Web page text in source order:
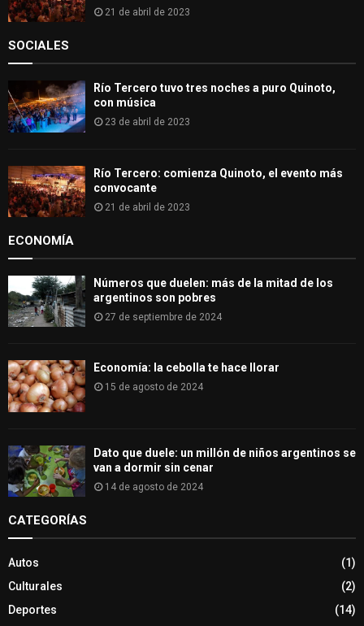
21 de abril de 2023
SOCIALES
Río Tercero tuvo tres noches a puro Quinoto,
con música
23 de abril de 2023
Río Tercero: comienza Quinoto, el evento más
convocante
21 de abril de 2023
ECONOMÍA
Números que duelen: más de la mitad de los
argentinos son pobres
27 de septiembre de 2024
Economía: la cebolla te hace llorar
15 de agosto de 2024
Dato que duele: un millón de niños argentinos se
van a dormir sin cenar
14 de agosto de 2024
CATEGORÍAS
Autos
(1)
Culturales
(2)
Deportes
(14)